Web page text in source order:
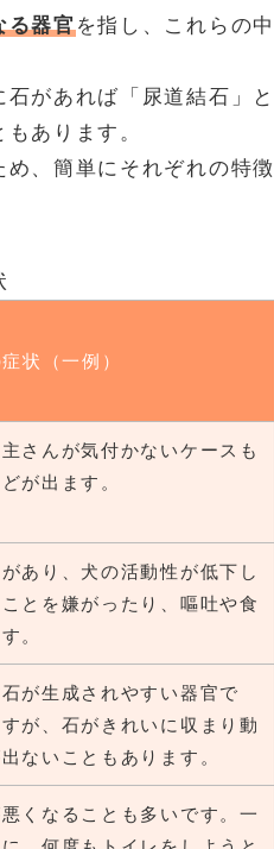
る器官を指し、これらの中
があれば「尿道結石」と
あります。
、簡単にそれぞれの特徴
状（一例）
さんが気付かないケースも
が出ます。
あり、犬の活動性が低下し
とを嫌がったり、嘔吐や食
。
が生成されやすい器官で
が、石がきれいに収まり動
ないこともあります。
くなることも多いです。一